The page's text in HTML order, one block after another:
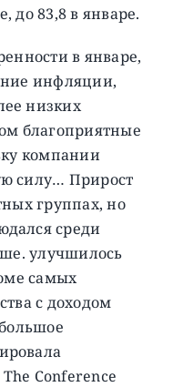
до 83,8 в январе.
в январе,
инфляции,
низких
благоприятные
компании
силу… Прирост
группах, но
среди
улучшилось
самых
с доходом
Conference